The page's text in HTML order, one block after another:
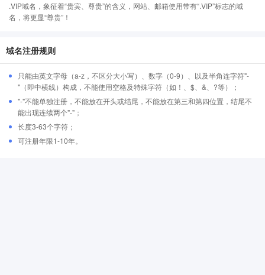
.VIP域名，象征着“贵宾、尊贵”的含义，网站、邮箱使用带有“.VIP”标志的域
名，将更显“尊贵”！
域名注册规则
只能由英文字母（a-z，不区分大小写）、数字（0-9）、以及半角连字符"-
"（即中横线）构成，不能使用空格及特殊字符（如！、$、&、?等）；
"-"不能单独注册，不能放在开头或结尾，不能放在第三和第四位置，结尾不
能出现连续两个"-"；
长度3-63个字符；
可注册年限1-10年。